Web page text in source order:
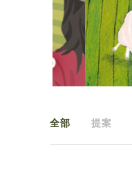
全部 提案